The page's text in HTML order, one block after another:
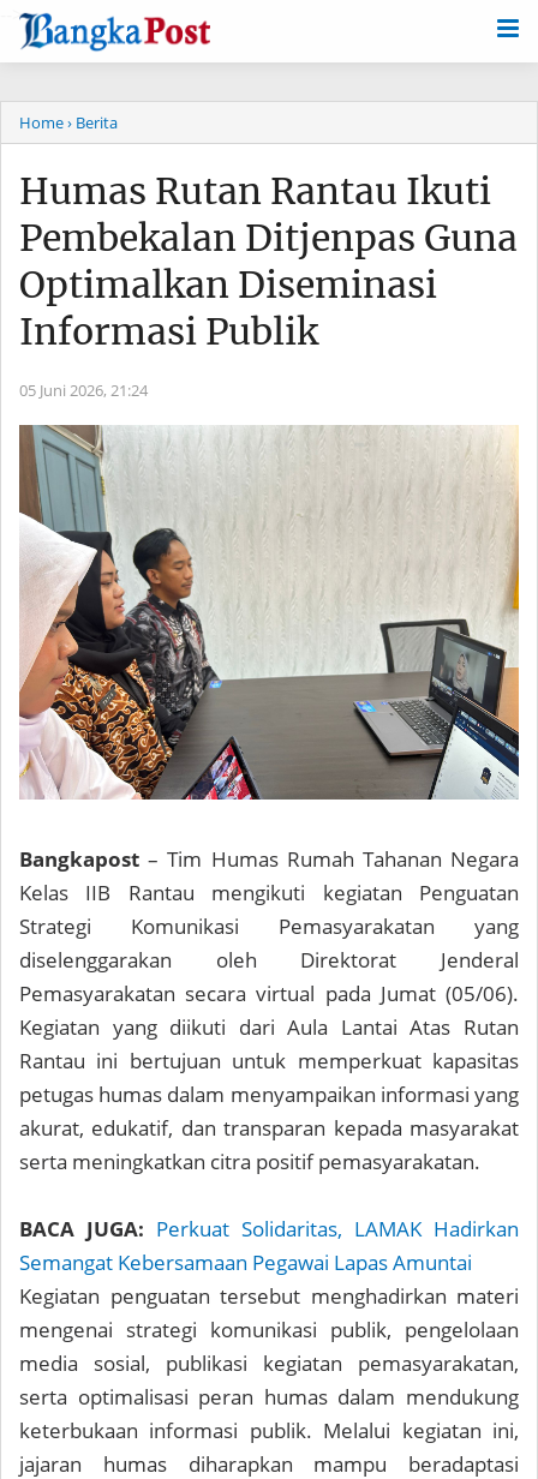
-->
Home› Berita
Humas Rutan Rantau Ikuti
Pembekalan Ditjenpas Guna
Optimalkan Diseminasi
Informasi Publik
05 Juni 2026, 21:24
Bangkapost– Tim Humas Rumah Tahanan Negara
Kelas IIB Rantau mengikuti kegiatan Penguatan
Strategi Komunikasi Pemasyarakatan yang
diselenggarakan oleh Direktorat Jenderal
Pemasyarakatan secara virtual pada Jumat (05/06).
Kegiatan yang diikuti dari Aula Lantai Atas Rutan
Rantau ini bertujuan untuk memperkuat kapasitas
petugas humas dalam menyampaikan informasi yang
akurat, edukatif, dan transparan kepada masyarakat
serta meningkatkan citra positif pemasyarakatan.
BACA JUGA: Perkuat Solidaritas, LAMAK Hadirkan
Semangat Kebersamaan Pegawai Lapas Amuntai
Kegiatan penguatan tersebut menghadirkan materi
mengenai strategi komunikasi publik, pengelolaan
media sosial, publikasi kegiatan pemasyarakatan,
serta optimalisasi peran humas dalam mendukung
keterbukaan informasi publik. Melalui kegiatan ini,
jajaran humas diharapkan mampu beradaptasi